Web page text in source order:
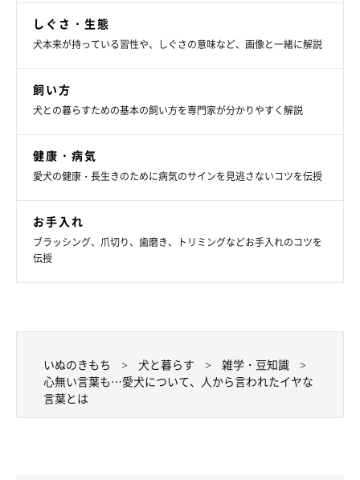
す。
「家の前を通る人に愛犬が吠えてしまったときに、『うる
せー、クソ犬！』と言われた」
「ドッグランでほかの犬に吠えてしまい、『もう少しで蹴
るところだった』と言われた」
われた」
「『犬うるさい！死ね』と、門に油性ペンで書かれまし
た」
注意をする。幼い子どももそばで聞いているので『うるさ
注意をしてほしい」
「その人と距離はあったのに、『しっ、しっ』と言われ、
しぐさ・生態
犬本来が持っている習性や、しぐさの意味など、画像と一緒に解説
飼い方
犬との暮らすための基本の飼い方を専門家が分かりやすく解説
健康・病気
愛犬の健康・長生きのために病気のサインを見逃さないコツを伝授
お手入れ
ブラッシング、爪切り、歯磨き、トリミングなどお手入れのコツを
伝授
いぬのきもち 犬と暮らす
雑学・豆知識
心無い言葉も…愛犬について、人から言われたイヤな
言葉とは